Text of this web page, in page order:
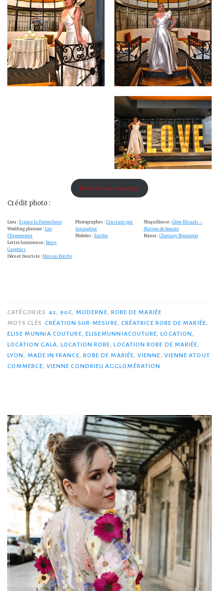
Réserve ton essayage
Crédit photo :
Lieu : Espace la Parenthese
Wedding planner : Lm
l’Evenement
Lettre lumineuse : Berry
Graphics
Déco et fleuriste : Maison Perchy
Photographes :L’instant par
Amandine
Modeles :Emilie
Maquilleuse : Glow Rituals –
Maison de beaute
Bijoux : Chavany Bijouterie
CATÉGORIES 42, 90C, MODERNE, ROBE DE MARIÉE
MOTS CLÉS CRÉATION SUR-MESURE, CRÉATRICE ROBE DE MARIÉE,
ELISE MUNNIA COUTURE, ELISEMUNNIACOUTURE,LOCATION,
LOCATION GALA,LOCATION ROBE,LOCATION ROBE DE MARIÉE,
LYON, MADE IN FRANCE, ROBE DE MARIÉE,VIENNE, VIENNE ATOUT
COMMERCE, VIENNE CONDRIEU AGGLOMÉRATION